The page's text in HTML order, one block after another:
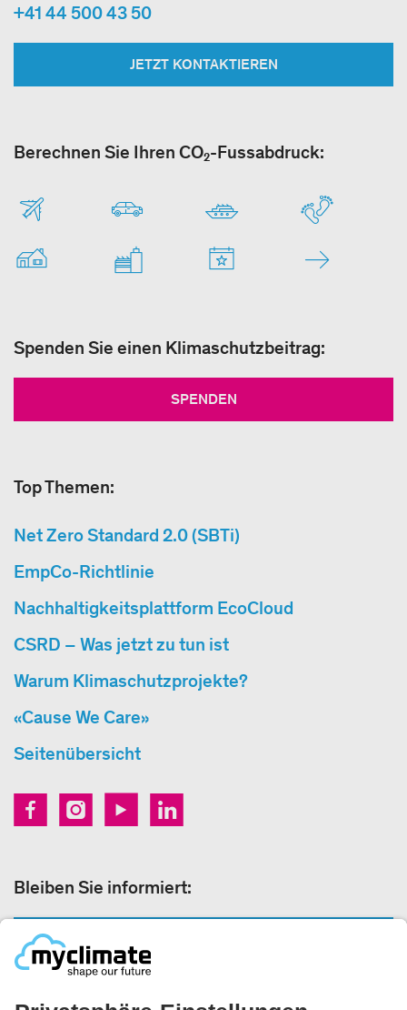
+41 44 500 43 50
JETZT KONTAKTIEREN
Berechnen Sie Ihren CO₂-Fussabdruck:
Spenden Sie einen Klimaschutzbeitrag:
SPENDEN
Top Themen:
Net Zero Standard 2.0 (SBTi)
EmpCo-Richtlinie
Nachhaltigkeitsplattform EcoCloud
CSRD – Was jetzt zu tun ist
Warum Klimaschutzprojekte?
«Cause We Care»
Seitenübersicht
Bleiben Sie informiert: